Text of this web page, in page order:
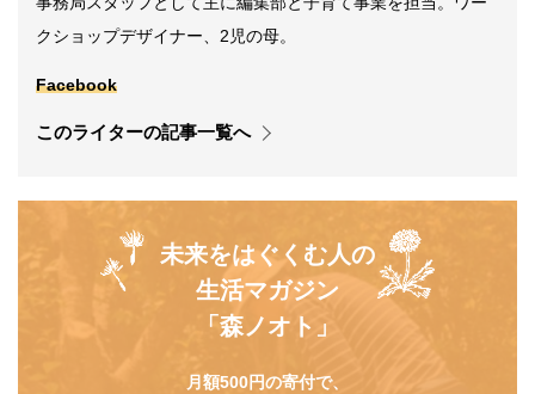
クショップデザイナー、2児の母。
Facebook
このライターの記事一覧へ
未来をはぐくむ人の
生活マガジン
「森ノオト」
月額500円の寄付で、